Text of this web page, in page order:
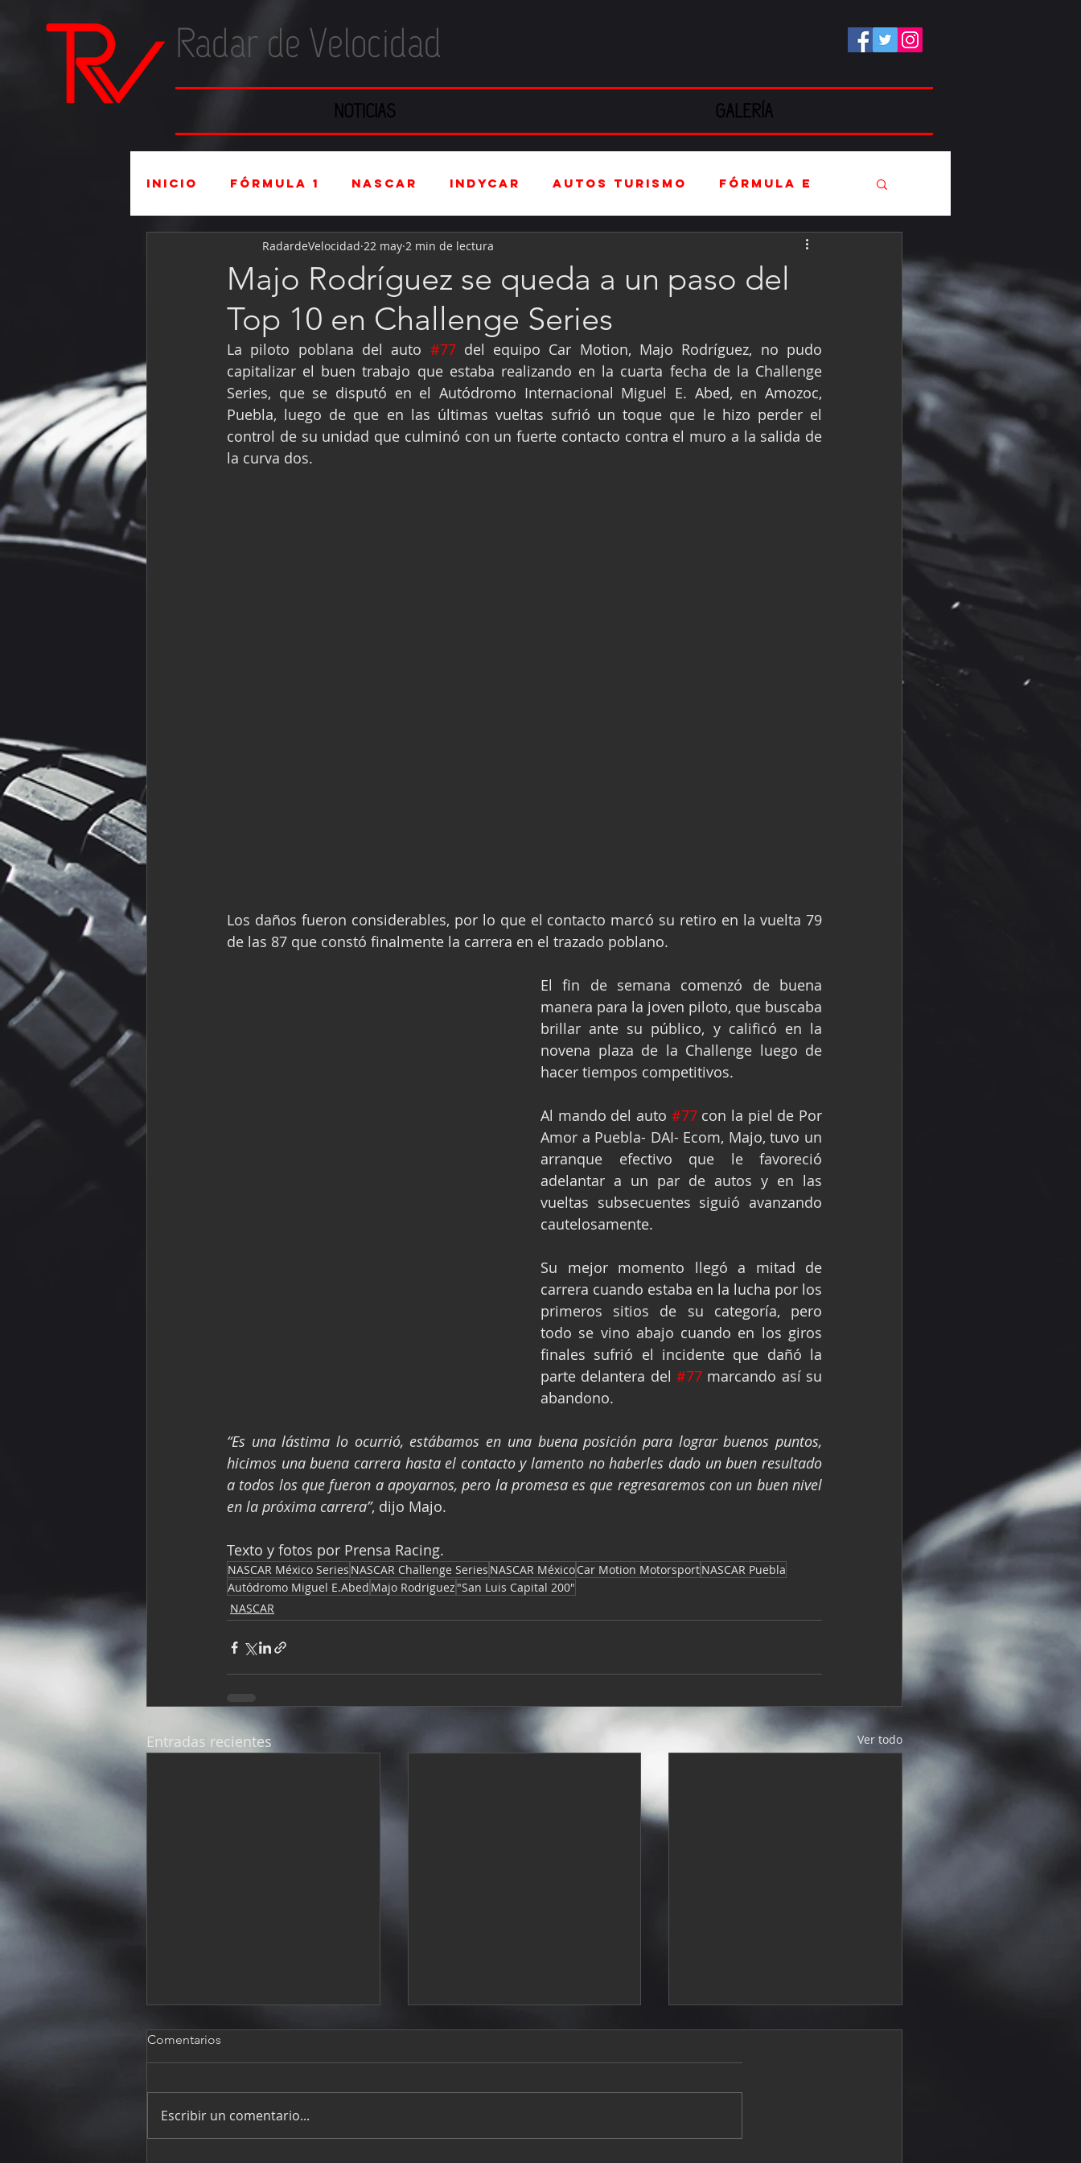
Radar de Velocidad
NOTICIAS GALERÍA
Inicio Fórmula 1 NASCAR IndyCar Autos Turismo Fórmula E
Súper Copa Industria Automotriz
Mexicanos en el extranjero Kartismo Rally
Fórmula Ford Vintage Fórmula 3 Nauticopa FIA TCR Fórmula 2
NASCAR México
Majo Rodríguez se queda a un paso del
Top 10 en Challenge Series
RadardeVelocidad 22 may 2 min de lectura
La piloto poblana del auto #77 del equipo Car Motion, Majo Rodríguez, no pudo
capitalizar el buen trabajo que estaba realizando en la cuarta fecha de la Challenge
Series, que se disputó en el Autódromo Internacional Miguel E. Abed, en Amozoc,
Puebla, luego de que en las últimas vueltas sufrió un toque que le hizo perder el
control de su unidad que culminó con un fuerte contacto contra el muro a la salida de
la curva dos.
Los daños fueron considerables, por lo que el contacto marcó su retiro en la vuelta 79
de las 87 que constó finalmente la carrera en el trazado poblano.
El fin de semana comenzó de buena
manera para la joven piloto, que buscaba
brillar ante su público, y calificó en la
novena plaza de la Challenge luego de
hacer tiempos competitivos.
Al mando del auto #77 con la piel de Por
Amor a Puebla- DAI- Ecom, Majo, tuvo un
arranque efectivo que le favoreció
adelantar a un par de autos y en las
vueltas subsecuentes siguió avanzando
cautelosamente.
Su mejor momento llegó a mitad de
carrera cuando estaba en la lucha por los
primeros sitios de su categoría, pero
todo se vino abajo cuando en los giros
finales sufrió el incidente que dañó la
parte delantera del #77 marcando así su
abandono.
“Es una lástima lo ocurrió, estábamos en una buena posición para lograr buenos puntos,
hicimos una buena carrera hasta el contacto y lamento no haberles dado un buen resultado
a todos los que fueron a apoyarnos, pero la promesa es que regresaremos con un buen nivel
en la próxima carrera”, dijo Majo.
Texto y fotos por Prensa Racing.
NASCAR México Series NASCAR Challenge Series NASCAR MéxicoCar Motion MotorsportNASCAR Puebla
Autódromo Miguel E.Abed Majo Rodriguez "San Luis Capital 200"
NASCAR
Entradas recientes Ver todo
Comentarios
Escribir un comentario...